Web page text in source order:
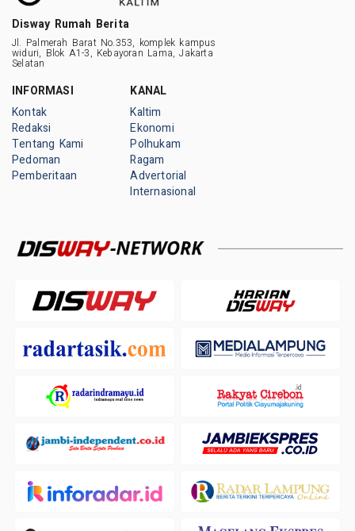
Disway Rumah Berita
Jl. Palmerah Barat No.353, komplek kampus
widuri, Blok A1-3, Kebayoran Lama, Jakarta
Selatan
INFORMASI
Kontak
Redaksi
Tentang Kami
Pedoman
Pemberitaan
KANAL
Kaltim
Ekonomi
Polhukam
Ragam
Advertorial
Internasional